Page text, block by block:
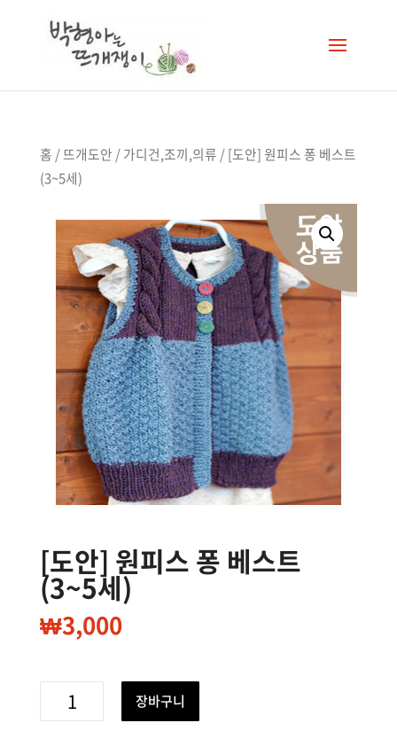
홈 /뜨개도안 /가디건,조끼,의류 / [도안] 원피스 퐁 베스트
(3~5세)
[도안] 원피스 퐁 베스트
(3~5세)
₩3,000
안]
장바구니